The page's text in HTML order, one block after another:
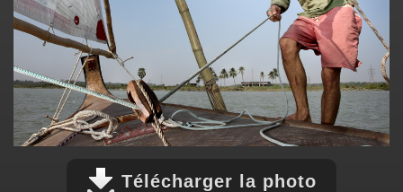
Télécharger la photo